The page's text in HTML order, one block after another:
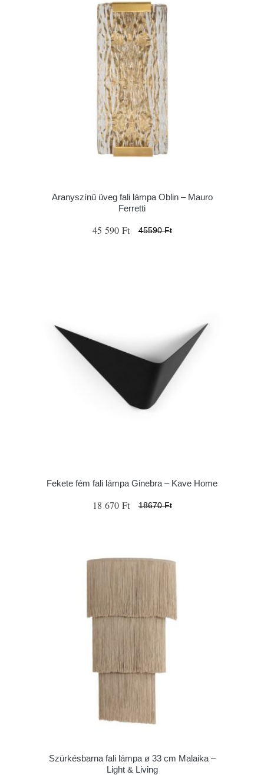
Aranyszínű üveg fali lámpa Oblin – Mauro
Ferretti
45 590 Ft 45590 Ft
Fekete fém fali lámpa Ginebra – Kave Home
18 670 Ft 18670 Ft
Szürkésbarna fali lámpa ø 33 cm Malaika –
Light & Living